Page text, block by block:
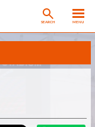
SEARCH MENU